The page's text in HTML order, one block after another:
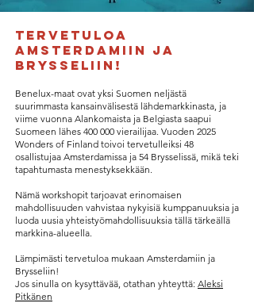
Tervetuloa
Amsterdamiin ja
Brysseliin!
Benelux-maat ovat yksi Suomen neljästä
suurimmasta kansainvälisestä lähdemarkkinasta, ja
viime vuonna Alankomaista ja Belgiasta saapui
Suomeen lähes 400 000 vierailijaa. Vuoden 2025
Wonders of Finland toivoi tervetulleiksi 48
osallistujaa Amsterdamissa ja 54 Brysselissä, mikä teki
tapahtumasta menestyksekkään.
Nämä workshopit tarjoavat erinomaisen
mahdollisuuden vahvistaa nykyisiä kumppanuuksia ja
luoda uusia yhteistyömahdollisuuksia tällä tärkeällä
markkina-alueella.
Lämpimästi tervetuloa mukaan Amsterdamiin ja
Brysseliin!
Jos sinulla on kysyttävää, otathan yhteyttä: Aleksi
Pitkänen